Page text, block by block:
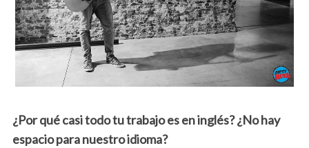
¿Por qué casi todo tu trabajo es en inglés? ¿No hay
espacio para nuestro idioma?